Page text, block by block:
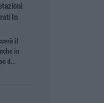
In
il
in
d…